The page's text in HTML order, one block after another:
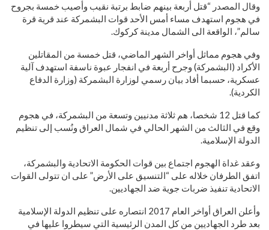
وقال المصدر “قتل أربعة بينهم ضابط برتبة نقيب وأصيب خمسة بجروح
في هجوم استهدف مساء أمس الأحد قوات البشمركة عند قرية قرة
سالم”، الواقعة الى الشمال مدينة كركوك.
وفي هجوم مماثل أواخر الشهر الماضي، قتل خمسة من المقاتلين
الأكراد (البشمركة) وجرح أربعة في انفجار عبوة ناسفة استهدف آلية
عسكرية، حسبما أفاد بيان رسمي لوزارة البشمركة (وزارة الدفاع
الكردية).
كما قتل 12 شخصا، هم ثلاثة مدنيين وتسعة من البشمركة، في هجوم
وقع في الثالث من الشهر الحالي في شمال العراق ونُسب إلى تنظيم
الدولة الإسلامية.
وعقد غداة الهجوم اجتماع بين قوات الحكومة الاتحادية والبشمركة،
اتفق الطرفان خلاله على “التنسيق على الأرض” على ان تتولى القوات
الاتحادية تنفيذ ضربات جوية ضد الجهاديين.
وأعلن العراق أواخر العام 2017 انتصاره على تنظيم الدولة الإسلامية
بعد طرد الجهاديين من كل المدن الرئيسية التي سيطروا عليها في